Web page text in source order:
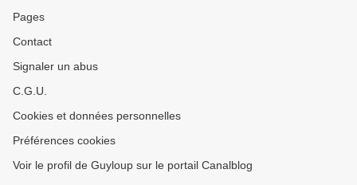
Pages
Contact
Signaler un abus
C.G.U.
Cookies et données personnelles
Préférences cookies
Voir le profil de Guyloup sur le portail Canalblog